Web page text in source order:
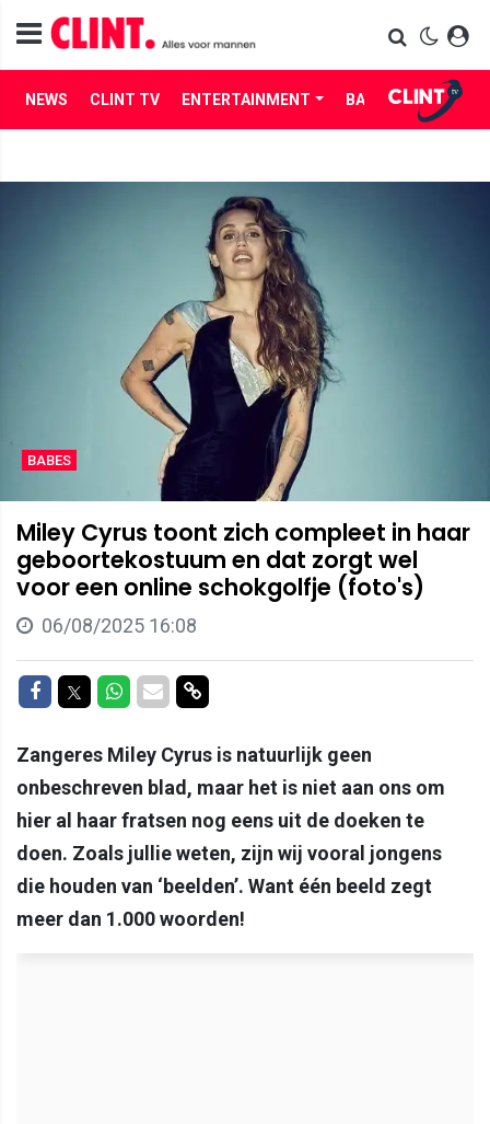
NEWS CLINT TV ENTERTAINMENT BABES LIFE
BABES
Miley Cyrus toont zich compleet in haar
geboortekostuum en dat zorgt wel
voor een online schokgolfje (foto's)
06/08/2025 16:08
Delen op Facebook
Delen op Twitter
Delen op Whatsapp
Delen via Mail
Delen via link
Zangeres Miley Cyrus is natuurlijk geen
onbeschreven blad, maar het is niet aan ons om
hier al haar fratsen nog eens uit de doeken te
doen. Zoals jullie weten, zijn wij vooral jongens
die houden van ‘beelden’. Want één beeld zegt
meer dan 1.000 woorden!